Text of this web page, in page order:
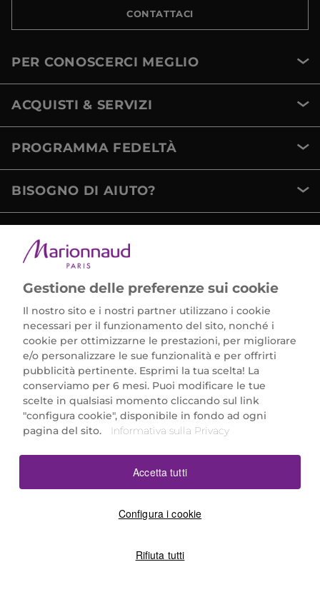
CONTATTACI
PER CONOSCERCI MEGLIO
ACQUISTI & SERVIZI
PROGRAMMA FEDELTÀ
BISOGNO DI AIUTO?
Marionnaud Parfumeries Italia S.r.l.
Largo Fiera Milano 5, 20017 Rho (MI)
REA Milano 1650024 con P.IVA 13425220152.
SCARICA LA NOSTRA APP
Gestione delle preferenze sui cookie
Il nostro sito e i nostri partner utilizzano i cookie
necessari per il funzionamento del sito, nonché i
cookie per ottimizzarne le prestazioni, per migliorare
e/o personalizzare le sue funzionalità e per offrirti
pubblicità pertinente. Esprimi la tua scelta! La
conserviamo per 6 mesi. Puoi modificare le tue
scelte in qualsiasi momento cliccando sul link
"configura cookie", disponibile in fondo ad ogni
pagina del sito.
Informativa sulla Privacy
Configura i cookie
Rifiuta tutti
Accetta tutti